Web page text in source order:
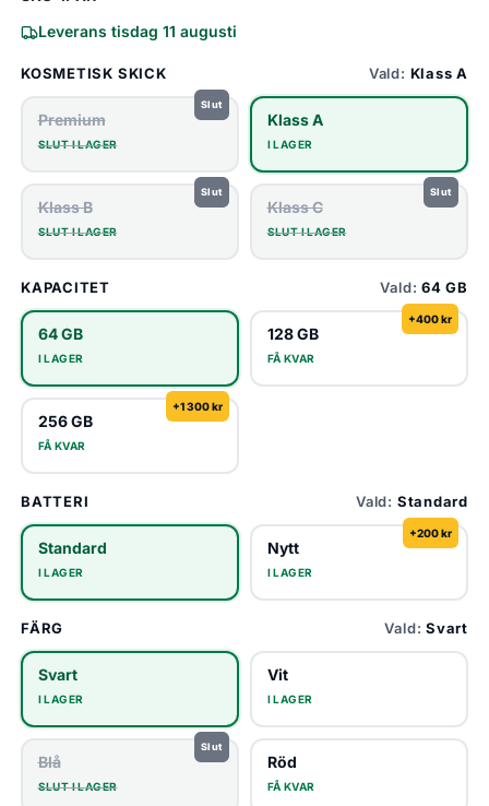
Leverans tisdag 11 augusti
KOSMETISK SKICK Vald: Klass A
Premium
SLUT I LAGER
Klass A
I LAGER
Klass B
SLUT I LAGER
Klass C
SLUT I LAGER
KAPACITET Vald:64 GB
64 GB
I LAGER
128 GB
FÅ KVAR
+400 kr
256 GB
FÅ KVAR
+1 300 kr
BATTERI Vald: Standard
Standard
I LAGER
Nytt
I LAGER
+200 kr
FÄRG Vald:Svart
Svart
I LAGER
Vit
I LAGER
Blå
SLUT I LAGER
Röd
FÅ KVAR